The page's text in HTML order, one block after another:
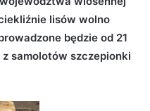
lisów wolno
będzie od 21
samolotów szczepionki